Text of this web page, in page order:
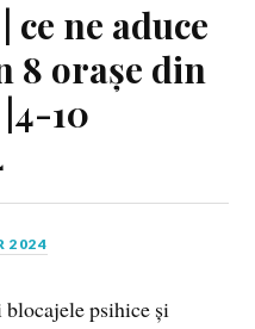
ce ne aduce
8 orașe din
10
2024
psihice și